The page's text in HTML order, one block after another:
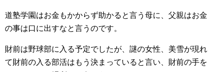
道塾学園はお金もかからず助かると言う母に、父親はお金
の事は口に出すなと言うのです。
財前は野球部に入る予定でしたが、謎の女性、美雪が現れ
て財前の入る部活はもう決まっていると言い、財前の手を